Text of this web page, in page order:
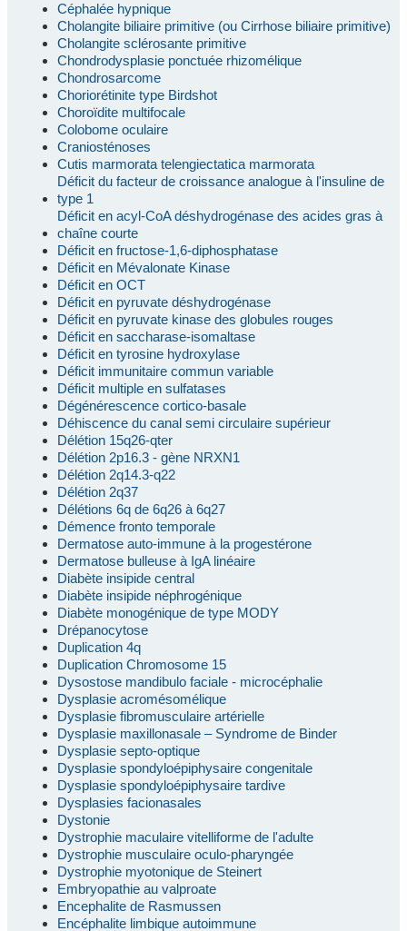
Céphalée hypnique
Cholangite biliaire primitive (ou Cirrhose biliaire primitive)
Cholangite sclérosante primitive
Chondrodysplasie ponctuée rhizomélique
Chondrosarcome
Choriorétinite type Birdshot
Choroïdite multifocale
Colobome oculaire
Craniosténoses
Cutis marmorata telengiectatica marmorata
Déficit du facteur de croissance analogue à l'insuline de
type 1
Déficit en acyl-CoA déshydrogénase des acides gras à
chaîne courte
Déficit en fructose-1,6-diphosphatase
Déficit en Mévalonate Kinase
Déficit en OCT
Déficit en pyruvate déshydrogénase
Déficit en pyruvate kinase des globules rouges
Déficit en saccharase-isomaltase
Déficit en tyrosine hydroxylase
Déficit immunitaire commun variable
Déficit multiple en sulfatases
Dégénérescence cortico-basale
Déhiscence du canal semi circulaire supérieur
Délétion 15q26-qter
Délétion 2p16.3 - gène NRXN1
Délétion 2q14.3-q22
Délétion 2q37
Délétions 6q de 6q26 à 6q27
Démence fronto temporale
Dermatose auto-immune à la progestérone
Dermatose bulleuse à IgA linéaire
Diabète insipide central
Diabète insipide néphrogénique
Diabète monogénique de type MODY
Drépanocytose
Duplication 4q
Duplication Chromosome 15
Dysostose mandibulo faciale - microcéphalie
Dysplasie acromésomélique
Dysplasie fibromusculaire artérielle
Dysplasie maxillonasale – Syndrome de Binder
Dysplasie septo-optique
Dysplasie spondyloépiphysaire congenitale
Dysplasie spondyloépiphysaire tardive
Dysplasies facionasales
Dystonie
Dystrophie maculaire vitelliforme de l'adulte
Dystrophie musculaire oculo-pharyngée
Dystrophie myotonique de Steinert
Embryopathie au valproate
Encephalite de Rasmussen
Encéphalite limbique autoimmune